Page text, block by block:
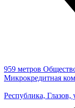
959 метров
Микрокредитная
Республика, Глазов,